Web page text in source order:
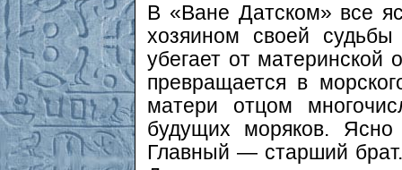
В «Ване Датском» все
хозяином своей
убегает от материнской
превращается в
матери отцом
будущих моряков.
Главный — старший